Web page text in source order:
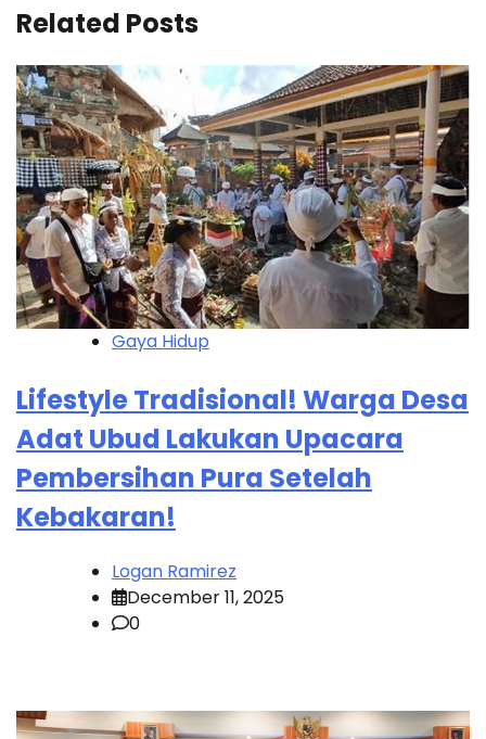
Related Posts
Gaya Hidup
Lifestyle Tradisional! Warga Desa
Adat Ubud Lakukan Upacara
Pembersihan Pura Setelah
Kebakaran!
Logan Ramirez
December 11, 2025
0